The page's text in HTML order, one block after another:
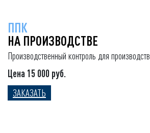
ППК
НА ПРОИЗВОДСТВЕ
Производственный контроль для производств
Цена 15 000 руб.
ЗАКАЗАТЬ